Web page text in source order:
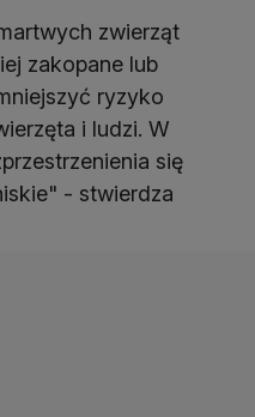
zwierząt
zakopane lub
ryzyko
i ludzi. W
się
- stwierdza